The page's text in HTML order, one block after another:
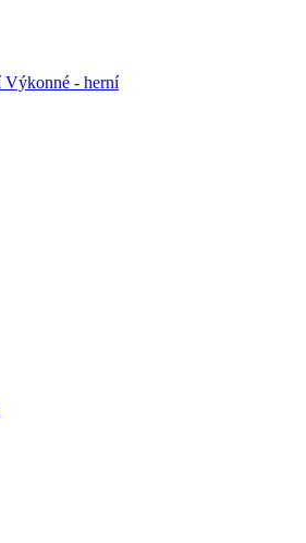
Výkonné - herní